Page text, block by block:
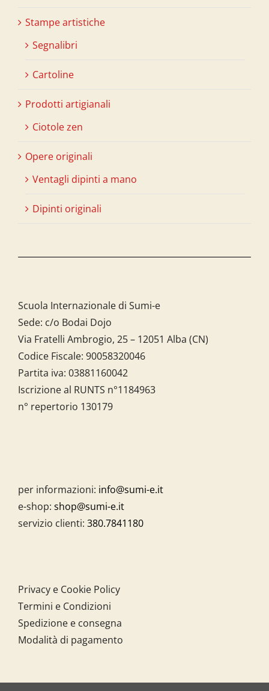
Stampe artistiche
Segnalibri
Cartoline
Prodotti artigianali
Ciotole zen
Opere originali
Ventagli dipinti a mano
Dipinti originali
Scuola Internazionale di Sumi-e
Sede: c/o Bodai Dojo
Via Fratelli Ambrogio, 25 – 12051 Alba (CN)
Codice Fiscale: 90058320046
Partita iva: 03881160042
Iscrizione al RUNTS n°1184963
n° repertorio 130179
per informazioni: info@sumi-e.it
e-shop: shop@sumi-e.it
servizio clienti: 380.7841180
Privacy e Cookie Policy
Termini e Condizioni
Spedizione e consegna
Modalità di pagamento